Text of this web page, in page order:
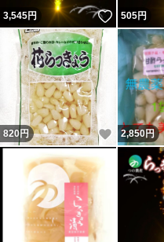
3,545円 いいね！
505円
820円 いいね！
2,850円